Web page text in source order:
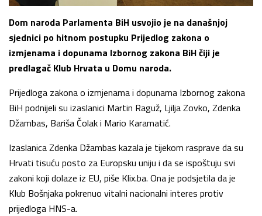
Dom naroda Parlamenta BiH usvojio je na današnjoj
sjednici po hitnom postupku Prijedlog zakona o
izmjenama i dopunama Izbornog zakona BiH čiji je
predlagač Klub Hrvata u Domu naroda.
Prijedloga zakona o izmjenama i dopunama Izbornog zakona
BiH podnijeli su izaslanici Martin Raguž, Ljilja Zovko, Zdenka
Džambas, Bariša Čolak i Mario Karamatić.
Izaslanica Zdenka Džambas kazala je tijekom rasprave da su
Hrvati tisuću posto za Europsku uniju i da se ispoštuju svi
zakoni koji dolaze iz EU, piše Klix.ba. Ona je podsjetila da je
Klub Bošnjaka pokrenuo vitalni nacionalni interes protiv
prijedloga HNS-a.